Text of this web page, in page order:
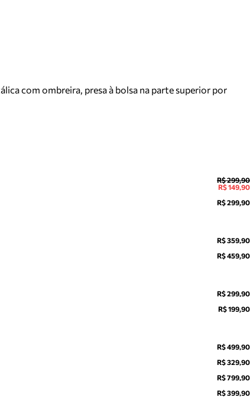
com ombreira, presa à bolsa na parte superior por
R$ 299,90
R$ 149,90
R$ 299,90
R$ 359,90
R$ 459,90
R$ 299,90
R$ 199,90
R$ 499,90
R$ 329,90
R$ 799,90
R$ 399,90